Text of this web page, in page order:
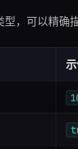
，可以精确